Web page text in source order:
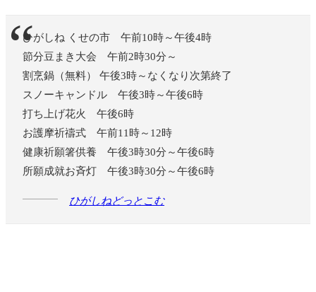
ひがしね くせの市 午前10時～午後4時
節分豆まき大会 午前2時30分～
割烹鍋（無料） 午後3時～なくなり次第終了
スノーキャンドル 午後3時～午後6時
打ち上げ花火 午後6時
お護摩祈禱式 午前11時～12時
健康祈願箸供養 午後3時30分～午後6時
所願成就お斉灯 午後3時30分～午後6時
ひがしねどっとこむ